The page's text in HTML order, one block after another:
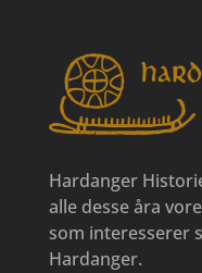
Hardanger
alle desse åra
som interesserer
Hardanger.